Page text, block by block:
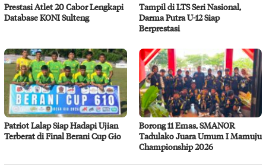
Prestasi Atlet 20 Cabor Lengkapi
Database KONI Sulteng
Tampil di LTS Seri Nasional,
Darma Putra U-12 Siap
Berprestasi
Patriot Lalap Siap Hadapi Ujian
Terberat di Final Berani Cup Gio
Borong 11 Emas, SMANOR
Tadulako Juara Umum I Mamuju
Championship 2026